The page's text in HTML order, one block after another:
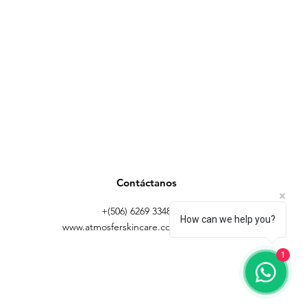
Contáctanos
+(506) 6269 3348 |
www.atmosferskincare.com
How can we help you?
1